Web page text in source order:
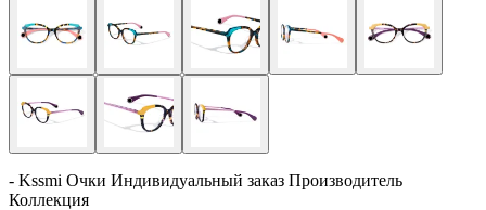
- Kssmi Очки Индивидуальный заказ Производитель
Коллекция